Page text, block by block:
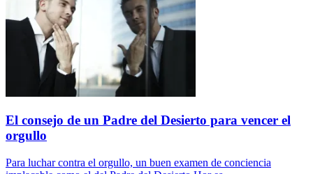
El consejo de un Padre del Desierto para vencer el
orgullo
Para luchar contra el orgullo, un buen examen de conciencia